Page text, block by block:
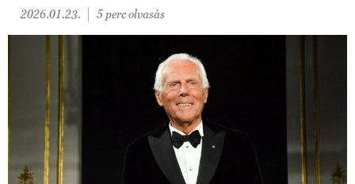
2026.01.23. 5 perc olvasás